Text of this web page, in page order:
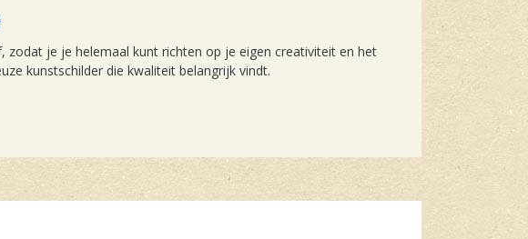
je je helemaal kunt richten op je eigen creativiteit en het
kunstschilder die kwaliteit belangrijk vindt.